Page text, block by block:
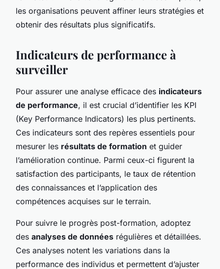
les organisations peuvent affiner leurs stratégies et
obtenir des résultats plus significatifs.
Indicateurs de performance à
surveiller
Pour assurer une analyse efficace des indicateurs
de performance, il est crucial d’identifier les KPI
(Key Performance Indicators) les plus pertinents.
Ces indicateurs sont des repères essentiels pour
mesurer les résultats de formation et guider
l’amélioration continue. Parmi ceux-ci figurent la
satisfaction des participants, le taux de rétention
des connaissances et l’application des
compétences acquises sur le terrain.
Pour suivre le progrès post-formation, adoptez
des analyses de données régulières et détaillées.
Ces analyses notent les variations dans la
performance des individus et permettent d’ajuster